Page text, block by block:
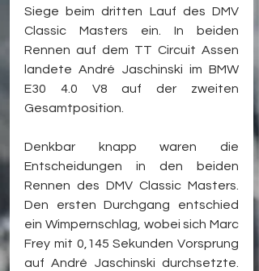
Siege beim dritten Lauf des DMV
Classic Masters ein. In beiden
Rennen auf dem TT Circuit Assen
landete André Jaschinski im BMW
E30 4.0 V8 auf der zweiten
Gesamtposition.
Denkbar knapp waren die
Entscheidungen in den beiden
Rennen des DMV Classic Masters.
Den ersten Durchgang entschied
ein Wimpernschlag, wobei sich Marc
Frey mit 0,145 Sekunden Vorsprung
auf André Jaschinski durchsetzte.